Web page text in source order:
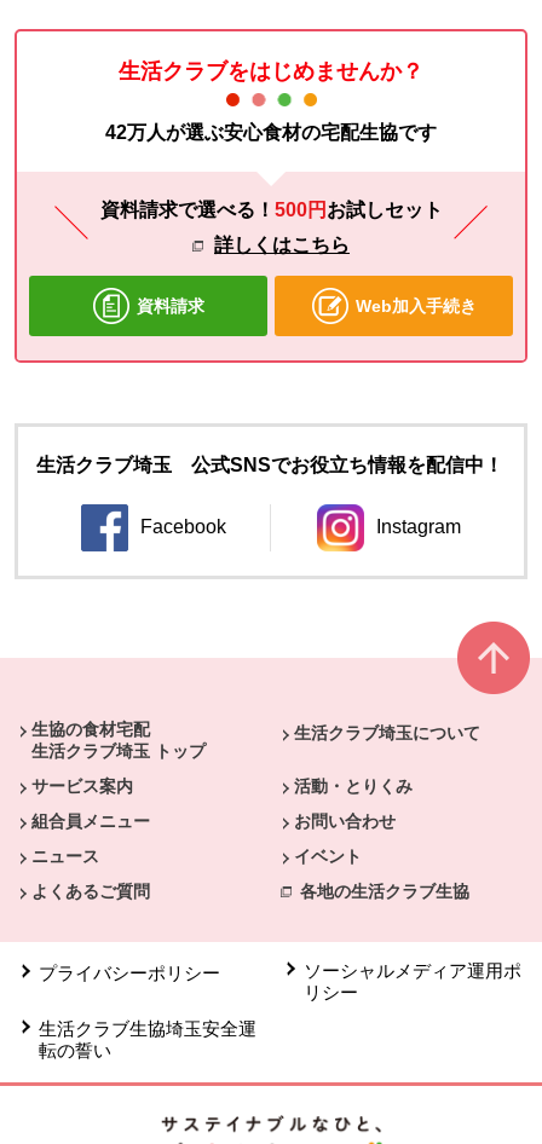
生活クラブをはじめませんか？
42万人が選ぶ安心食材の宅配生協です
資料請求で選べる！ 500円 お試しセット
詳しくはこちら
資料請求 Web加入手続き
生活クラブ埼玉 公式SNSでお役立ち情報を配信中！
Facebook
別のウィンドウで開きます。
Instagram
別のウィンドウ
生協の食材宅配
生活クラブ埼玉 トップ
生活クラブ埼玉について
サービス案内
活動・とりくみ
組合員メニュー
お問い合わせ
ニュース
イベント
よくあるご質問
各地の生活クラブ生協
プライバシーポリシー
ソーシャルメディア運用ポ
リシー
生活クラブ生協埼玉安全運
転の誓い